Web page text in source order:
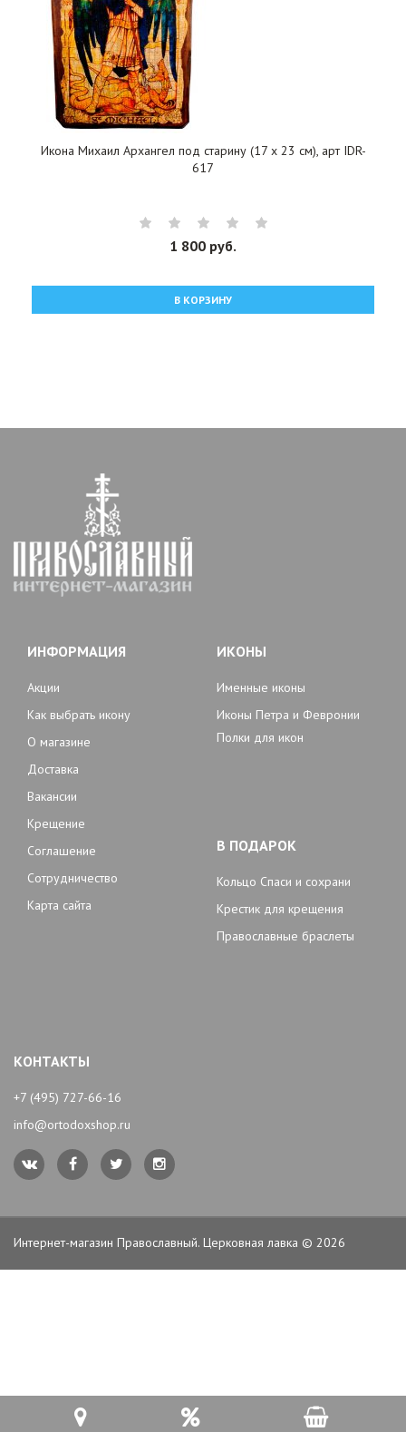
Икона Михаил Архангел под старину (17 х 23 см), арт IDR-
617
1 800 руб.
В КОРЗИНУ
ИНФОРМАЦИЯ
Акции
Как выбрать икону
О магазине
Доставка
Вакансии
Крещение
Соглашение
Сотрудничество
Карта сайта
ИКОНЫ
Именные иконы
Иконы Петра и Февронии
Полки для икон
В ПОДАРОК
Кольцо Спаси и сохрани
Крестик для крещения
Православные браслеты
КОНТАКТЫ
+7 (495) 727-66-16
info@ortodoxshop.ru
Интернет-магазин Православный. Церковная лавка © 2026